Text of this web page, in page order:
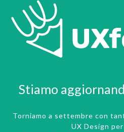
Stiamo
Torniamo a settembre con
UX Design